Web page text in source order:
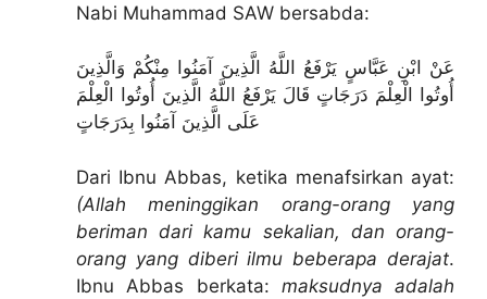
Nabi Muhammad SAW bersabda:
عَنْ ابْنِ عَبَّاسٍ يَرْفَعُ اللَّهُ الَّذِينَ آمَنُوا مِنْكُمْ وَالَّذِينَ
أُوتُوا الْعِلْمَ دَرَجَاتٍ قَالَ يَرْفَعُ اللَّهُ الَّذِينَ أُوتُوا الْعِلْمَ
عَلَى الَّذِينَ آمَنُوا بِدَرَجَاتٍ
Dari Ibnu Abbas, ketika menafsirkan ayat:
(Allah meninggikan orang-orang yang
beriman dari kamu sekalian, dan orang-
orang yang diberi ilmu beberapa derajat.
Ibnu Abbas berkata: maksudnya adalah